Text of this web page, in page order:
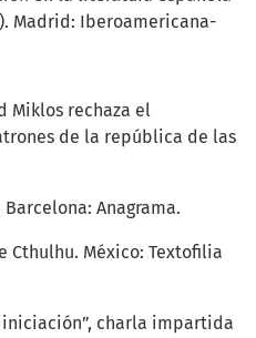
Madrid: Iberoamericana-
Miklos rechaza el
de la república de las
Barcelona: Anagrama.
Cthulhu. México: Textofilia
iniciación”, charla impartida